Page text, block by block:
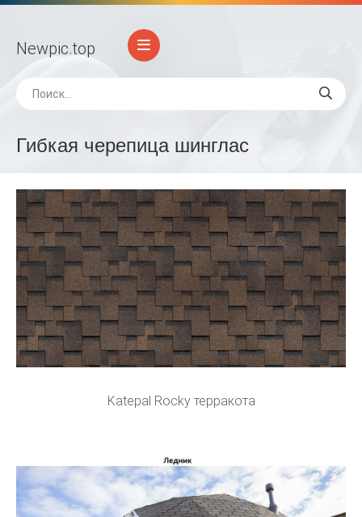
Newpic.top
Гибкая черепица шинглас
Katepal Rocky терракота